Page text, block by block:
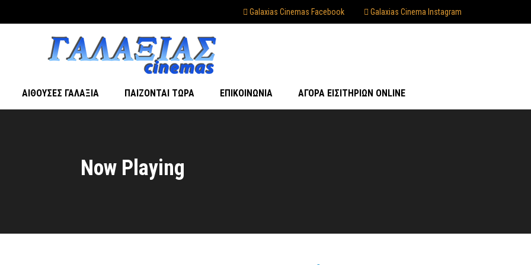
Galaxias Cinemas Facebook Galaxias Cinema Instagram
ΑΊΘΟΥΣΕΣ ΓΑΛΑΞΊΑ ΠΑΊΖΟΝΤΑΙ ΤΏΡΑ ΕΠΙΚΟΙΝΩΝΊΑ ΑΓΟΡΆ ΕΙΣΙΤΗΡΊΩΝ ONLINE
Now Playing